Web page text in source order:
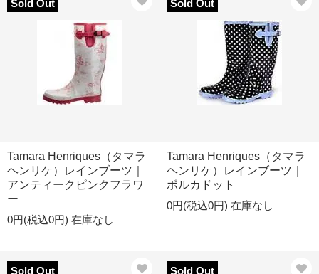
Sold Out
Tamara Henriques（タマラ
ヘンリケ）レインブーツ｜
アンティークピンクフラワ
ー
0円(税込0円) 在庫なし
Sold Out
Tamara Henriques（タマラ
ヘンリケ）レインブーツ｜
ポルカドット
0円(税込0円) 在庫なし
Sold Out Sold Out